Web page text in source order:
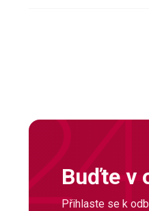
Buďte v
Přihlaste se k